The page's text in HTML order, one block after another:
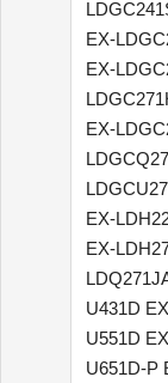
EX-
EX-
EX-
EX-
EX-
U431D
U551D
U651D-P